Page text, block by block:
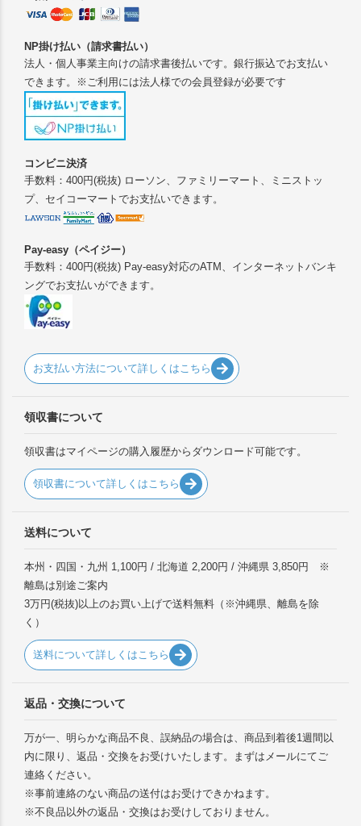
NP掛け払い（請求書払い）
法人・個人事業主向けの請求書後払いです。銀行振込でお支払い
できます。※ご利用には法人様での会員登録が必要です
コンビニ決済
手数料：400円(税抜) ローソン、ファミリーマート、ミニストッ
プ、セイコーマートでお支払いできます。
Pay-easy（ペイジー）
手数料：400円(税抜) Pay-easy対応のATM、インターネットバンキ
ングでお支払いができます。
お支払い方法について詳しくはこちら
領収書について
領収書はマイページの購入履歴からダウンロード可能です。
領収書について詳しくはこちら
送料について
本州・四国・九州 1,100円 / 北海道 2,200円 / 沖縄県 3,850円 ※
離島は別途ご案内
3万円(税抜)以上のお買い上げで送料無料（※沖縄県、離島を除
く）
送料について詳しくはこちら
返品・交換について
万が一、明らかな商品不良、誤納品の場合は、商品到着後1週間以
内に限り、返品・交換をお受けいたします。まずはメールにてご
連絡ください。
※事前連絡のない商品の送付はお受けできかねます。
※不良品以外の返品・交換はお受けしておりません。